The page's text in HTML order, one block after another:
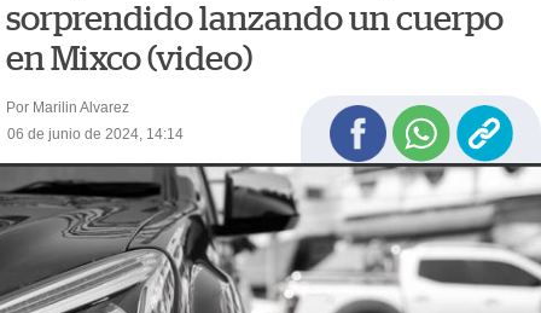
sorprendido lanzando un cuerpo
en Mixco (video)
Por Marilin Alvarez
06 de junio de 2024, 14:14